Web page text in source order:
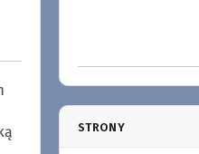
STRONY